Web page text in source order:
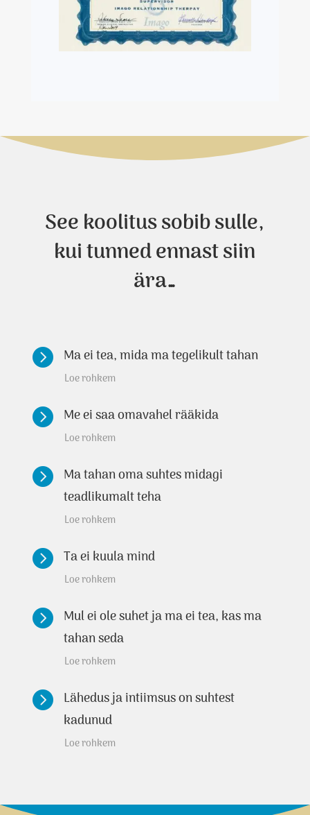
See koolitus sobib sulle,
kui tunned ennast siin
ära…
 Ma ei tea, mida ma tegelikult tahan
Loe rohkem
 Me ei saa omavahel rääkida
Loe rohkem
 Ma tahan oma suhtes midagi
teadlikumalt teha
Loe rohkem
 Ta ei kuula mind
Loe rohkem
 Mul ei ole suhet ja ma ei tea, kas ma
tahan seda
Loe rohkem
 Lähedus ja intiimsus on suhtest
kadunud
Loe rohkem